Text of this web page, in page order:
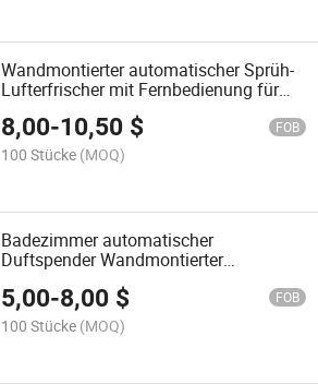
Wandmontierter automatischer Sprüh-
Lufterfrischer mit Fernbedienung für
8,00-10,50 $ FOB
100 Stücke (MOQ)
Badezimmer automatischer
Duftspender Wandmontierter
5,00-8,00 $ FOB
100 Stücke (MOQ)